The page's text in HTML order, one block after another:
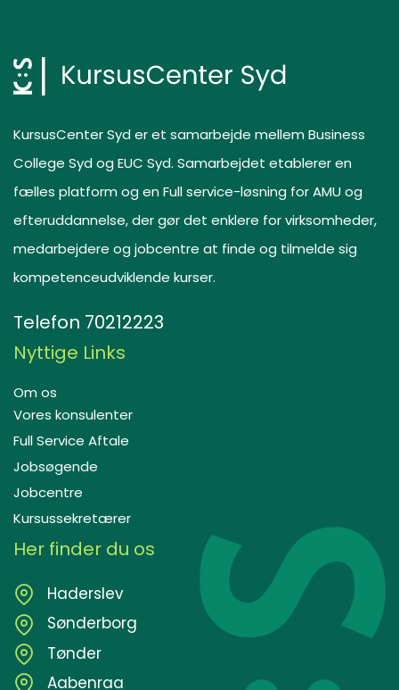
KursusCenter Syd er et samarbejde mellem Business
College Syd og EUC Syd. Samarbejdet etablerer en
fælles platform og en Full service-løsning for AMU og
efteruddannelse, der gør det enklere for virksomheder,
medarbejdere og jobcentre at finde og tilmelde sig
kompetenceudviklende kurser.
Telefon 70212223
Nyttige Links
Om os
Vores konsulenter
Full Service Aftale
Jobsøgende
Jobcentre
Kursussekretærer
Her finder du os
Haderslev
Sønderborg
Tønder
Aabenraa